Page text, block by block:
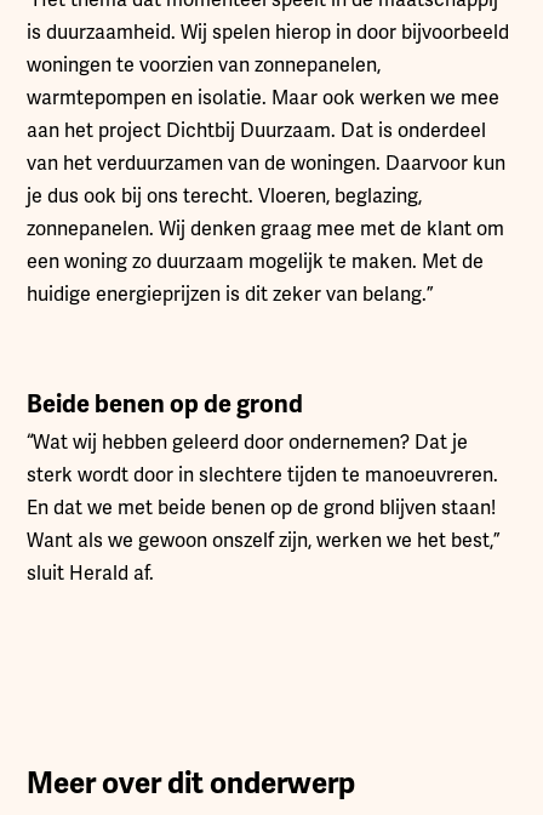
is duurzaamheid. Wij spelen hierop in door bijvoorbeeld
woningen te voorzien van zonnepanelen,
warmtepompen en isolatie. Maar ook werken we mee
aan het project Dichtbij Duurzaam. Dat is onderdeel
van het verduurzamen van de woningen. Daarvoor kun
je dus ook bij ons terecht. Vloeren, beglazing,
zonnepanelen. Wij denken graag mee met de klant om
een woning zo duurzaam mogelijk te maken. Met de
huidige energieprijzen is dit zeker van belang.”
Beide benen op de grond
“Wat wij hebben geleerd door ondernemen? Dat je
sterk wordt door in slechtere tijden te manoeuvreren.
En dat we met beide benen op de grond blijven staan!
Want als we gewoon onszelf zijn, werken we het best,”
sluit Herald af.
Meer over dit onderwerp